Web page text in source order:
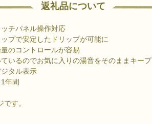
返礼品について
チパネル操作対応
プで安定したドリップが可能に
のコントロールが容易
いるのでお気に入りの湯音をそのままキープ
タル表示
年間
す。